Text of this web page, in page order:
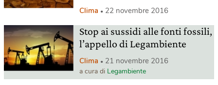
Clima 22 novembre 2016
Stop ai sussidi alle fonti fossili,
l’appello di Legambiente
Clima 21 novembre 2016
a cura di Legambiente